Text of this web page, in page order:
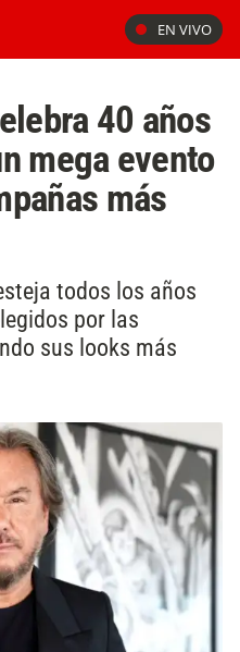
EN VIVO
40 años
mega evento
más
todos los años
por las
sus looks más